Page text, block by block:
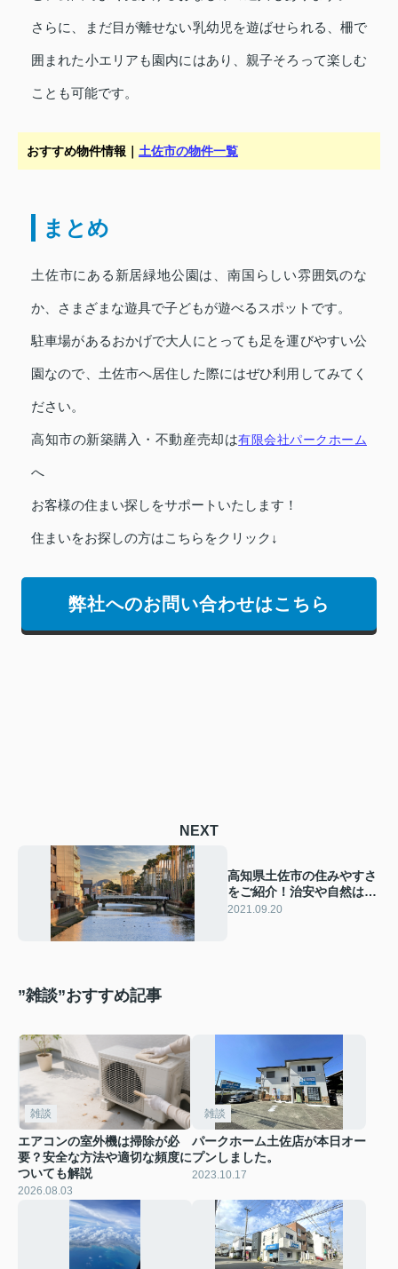
さらに、まだ目が離せない乳幼児を遊ばせられる、柵で
囲まれた小エリアも園内にはあり、親子そろって楽しむ
ことも可能です。
おすすめ物件情報｜ 土佐市の物件一覧
まとめ
土佐市にある新居緑地公園は、南国らしい雰囲気のな
か、さまざまな遊具で子どもが遊べるスポットです。
駐車場があるおかげで大人にとっても足を運びやすい公
園なので、土佐市へ居住した際にはぜひ利用してみてく
ださい。
高知市の新築購入・不動産売却は有限会社パークホーム
へ
お客様の住まい探しをサポートいたします！
住まいをお探しの方はこちらをクリック↓
弊社へのお問い合わせはこちら
NEXT
高知県土佐市の住みやすさ
をご紹介！治安や自然はど
う？
2021.09.20
”雑談”おすすめ記事
雑談
エアコンの室外機は掃除が必
要？安全な方法や適切な頻度に
ついても解説
2026.08.03
雑談
パークホーム土佐店が本日オー
プンしました。
2023.10.17